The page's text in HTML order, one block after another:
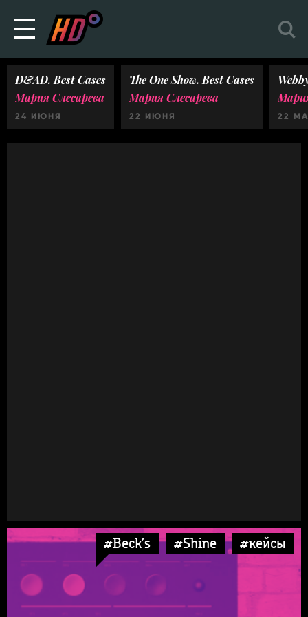
D&AD. Best Cases
Мария Слесарева
24 ИЮНЯ
The One Show. Best Cases
Мария Слесарева
22 ИЮНЯ 22
#Beck’s #Shine #кейсы